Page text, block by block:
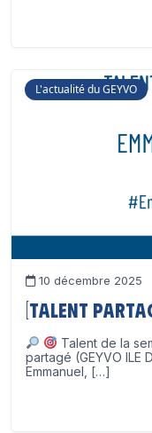
L'actualité du GEYVO
10 décembre 2025
[Talent
Talent de la
partagé (GEYVO ILE
Emmanuel, […]